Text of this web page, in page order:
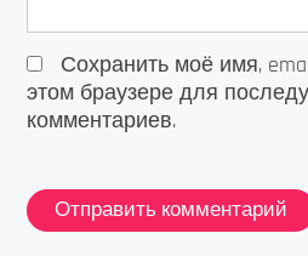
Сохранить моё имя,
этом браузере для
комментариев.